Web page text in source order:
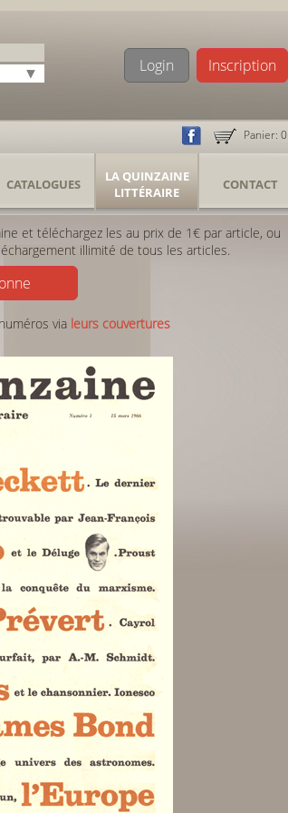
Login Inscription
Panier: 0
CATALOGUES
LA QUINZAINE
LITTÉRAIRE
CONTACT
et téléchargez les au prix de 1€ par article, ou
illimité de tous les articles.
via leurs couvertures